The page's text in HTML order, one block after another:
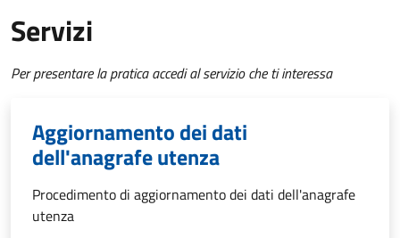
Servizi
Per presentare la pratica accedi al servizio che ti interessa
Aggiornamento dei dati
dell'anagrafe utenza
Procedimento di aggiornamento dei dati dell'anagrafe
utenza